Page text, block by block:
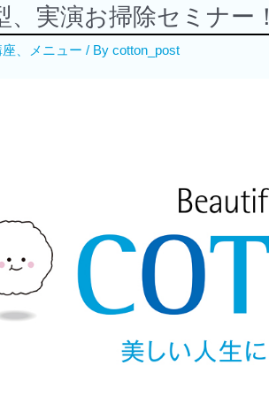
、実演お掃除セミナー
メニュー / By cotton_post